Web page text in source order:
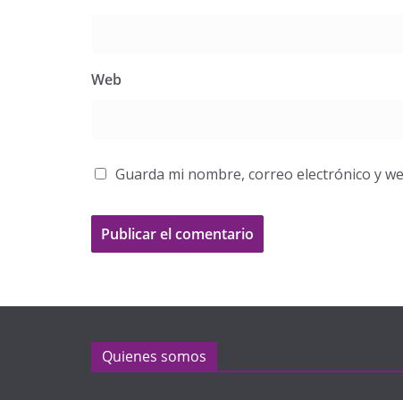
Web
Guarda mi nombre, correo electrónico y
Quienes somos